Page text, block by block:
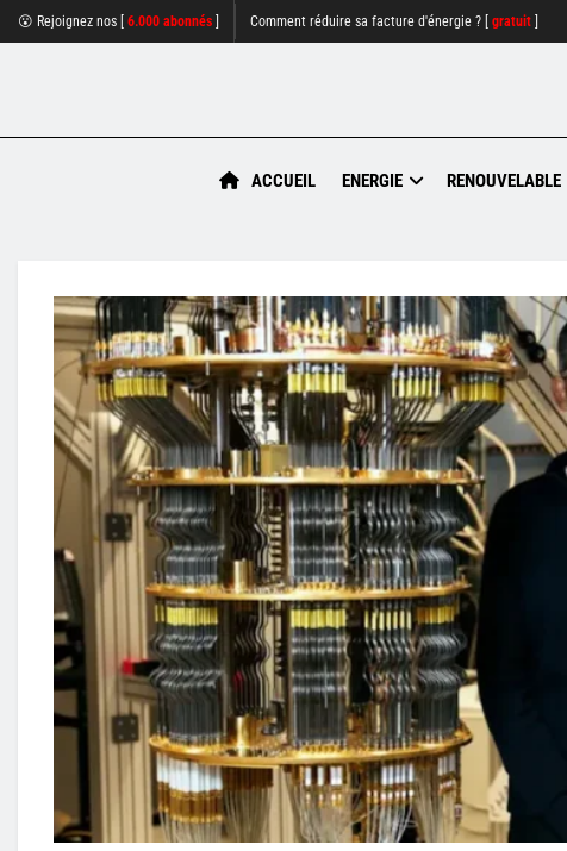
😮 Rejoignez nos [ 6.000 abonnés Comment réduire sa facture d'énergie ? [ gratuit
ACCUEIL ENERGIE RENOUVELABLE